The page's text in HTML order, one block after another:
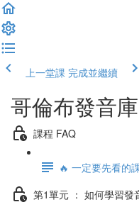
上一堂課 完成並繼續
哥倫布發音庫
課程 FAQ
🔥 一定要先看的
第1單元 ： 如何學習發